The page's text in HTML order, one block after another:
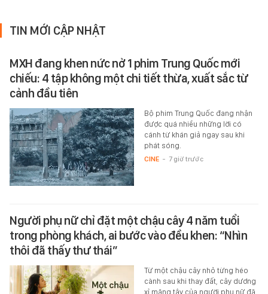
TIN MỚI CẬP NHẬT
MXH đang khen nức nở 1 phim Trung Quốc mới
chiếu: 4 tập không một chi tiết thừa, xuất sắc từ
cảnh đầu tiên
Bộ phim Trung Quốc đang nhận
được quá nhiều những lời có
cánh từ khán giả ngay sau khi
phát sóng.
CINE - 7 giờ trước
Người phụ nữ chỉ đặt một chậu cây 4 năm tuổi
trong phòng khách, ai bước vào đều khen: “Nhìn
thôi đã thấy thư thái”
Từ một chậu cây nhỏ từng héo
cành sau khi thay đất, cây dương
xỉ măng tây của người phụ nữ đã